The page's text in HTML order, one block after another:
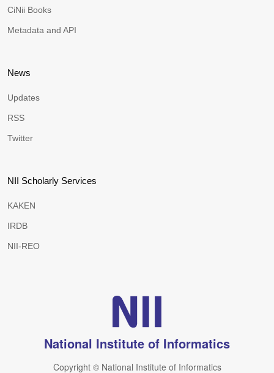
CiNii Books
Metadata and API
News
Updates
RSS
Twitter
NII Scholarly Services
KAKEN
IRDB
NII-REO
National Institute of Informatics
Copyright © National Institute of Informatics